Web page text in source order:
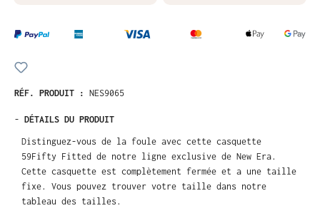
RÉF. PRODUIT : NES9065
- DÉTAILS DU PRODUIT
Distinguez-vous de la foule avec cette casquette
59Fifty Fitted de notre ligne exclusive de New Era.
Cette casquette est complètement fermée et a une taille
fixe. Vous pouvez trouver votre taille dans notre
tableau des tailles.